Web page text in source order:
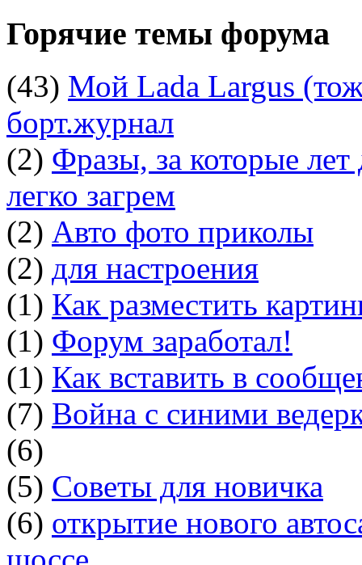
Горячие темы форума
(43) Мой Lada Largus
борт.журнал
(2) Фразы, за которые
легко загрем
(2) Авто фото приколы
(2) для настроения
(1) Как разместить
(1) Форум заработал!
(1) Как вставить в
(7) Война с синими
(6)
(5) Советы для новичка
(6) открытие нового